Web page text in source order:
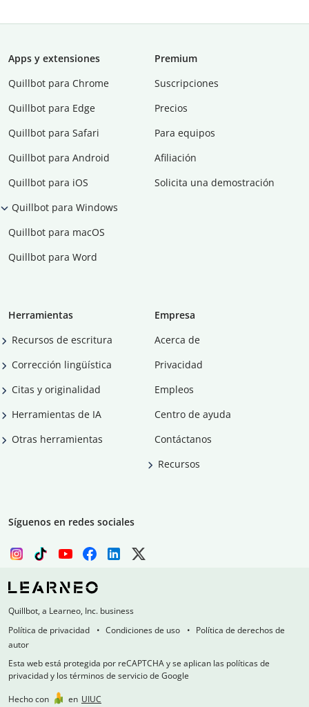
Apps y extensiones
Quillbot para Chrome
Quillbot para Edge
Quillbot para Safari
Quillbot para Android
Quillbot para iOS
Quillbot para Windows
Quillbot para macOS
Quillbot para Word
Premium
Suscripciones
Precios
Para equipos
Afiliación
Solicita una demostración
Herramientas
Recursos de escritura
Corrección lingüística
Citas y originalidad
Herramientas de IA
Otras herramientas
Empresa
Acerca de
Privacidad
Empleos
Centro de ayuda
Contáctanos
Recursos
Síguenos en redes sociales
Quillbot, a Learneo, Inc. business
Política de privacidad
Condiciones de uso
Política de derechos de
autor
Esta web está protegida por reCAPTCHA y se aplican las políticas de
privacidad y los términos de servicio de Google
Hecho con
en UIUC